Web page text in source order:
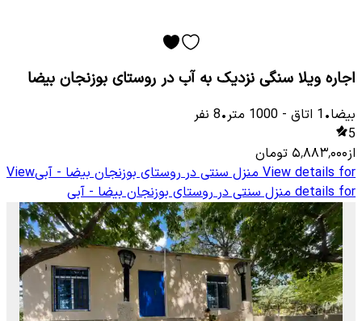
اجاره ویلا سنگی نزدیک به آب در روستای بوزنجان بیضا
بیضا•
1 اتاق -
1000 متر•
8 نفر
5
از۵٬۸۸۳٬۰۰۰ تومان
View details for منزل سنتی در روستای بوزنجان بیضا - آبیView
details for منزل سنتی در روستای بوزنجان بیضا - آبی